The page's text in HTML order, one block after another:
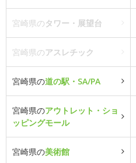
宮崎県のタワー・展望台
宮崎県のアスレチック
宮崎県の道の駅・SA/PA
宮崎県のアウトレット・ショ
ッピングモール
宮崎県の美術館